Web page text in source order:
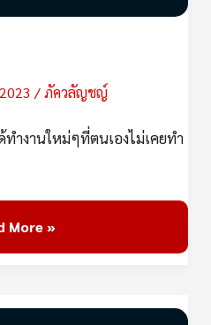
/ภัควลัญชญ์
ำงานใหม่ๆที่ตนเองไม่เคยทำ
More »